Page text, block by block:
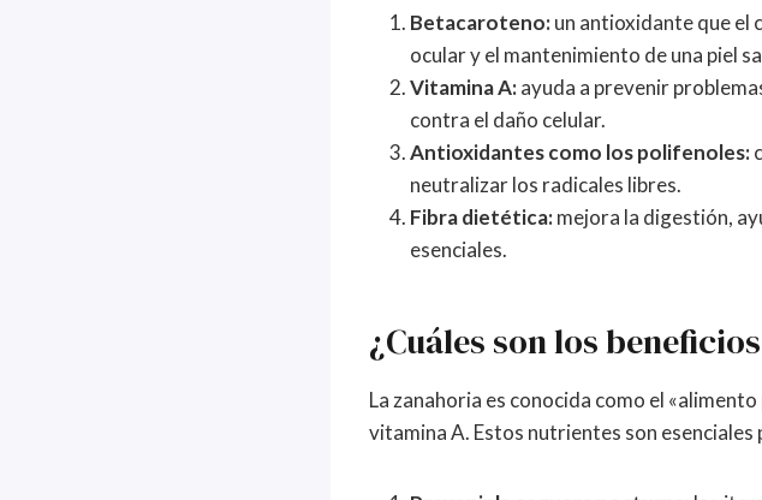
Betacaroteno:un antioxidante que el
ocular y el mantenimiento de una piel
Vitamina A:ayuda a prevenir
contra el daño celular.
Antioxidantes como los polifenoles:
neutralizar los radicales libres.
Fibra dietética:mejora la digestión,
esenciales.
¿Cuáles son los
La zanahoria es conocida como el
vitamina A. Estos nutrientes son esenciales